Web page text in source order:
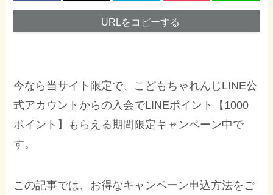
URLをコピーする
今なら当サイト限定で、こどもちゃれんじLINE公
式アカウントからの入会でLINEポイント【1000
ポイント】もらえる期間限定キャンペーン中で
す。
この記事では、お得なキャンペーン申込方法をご